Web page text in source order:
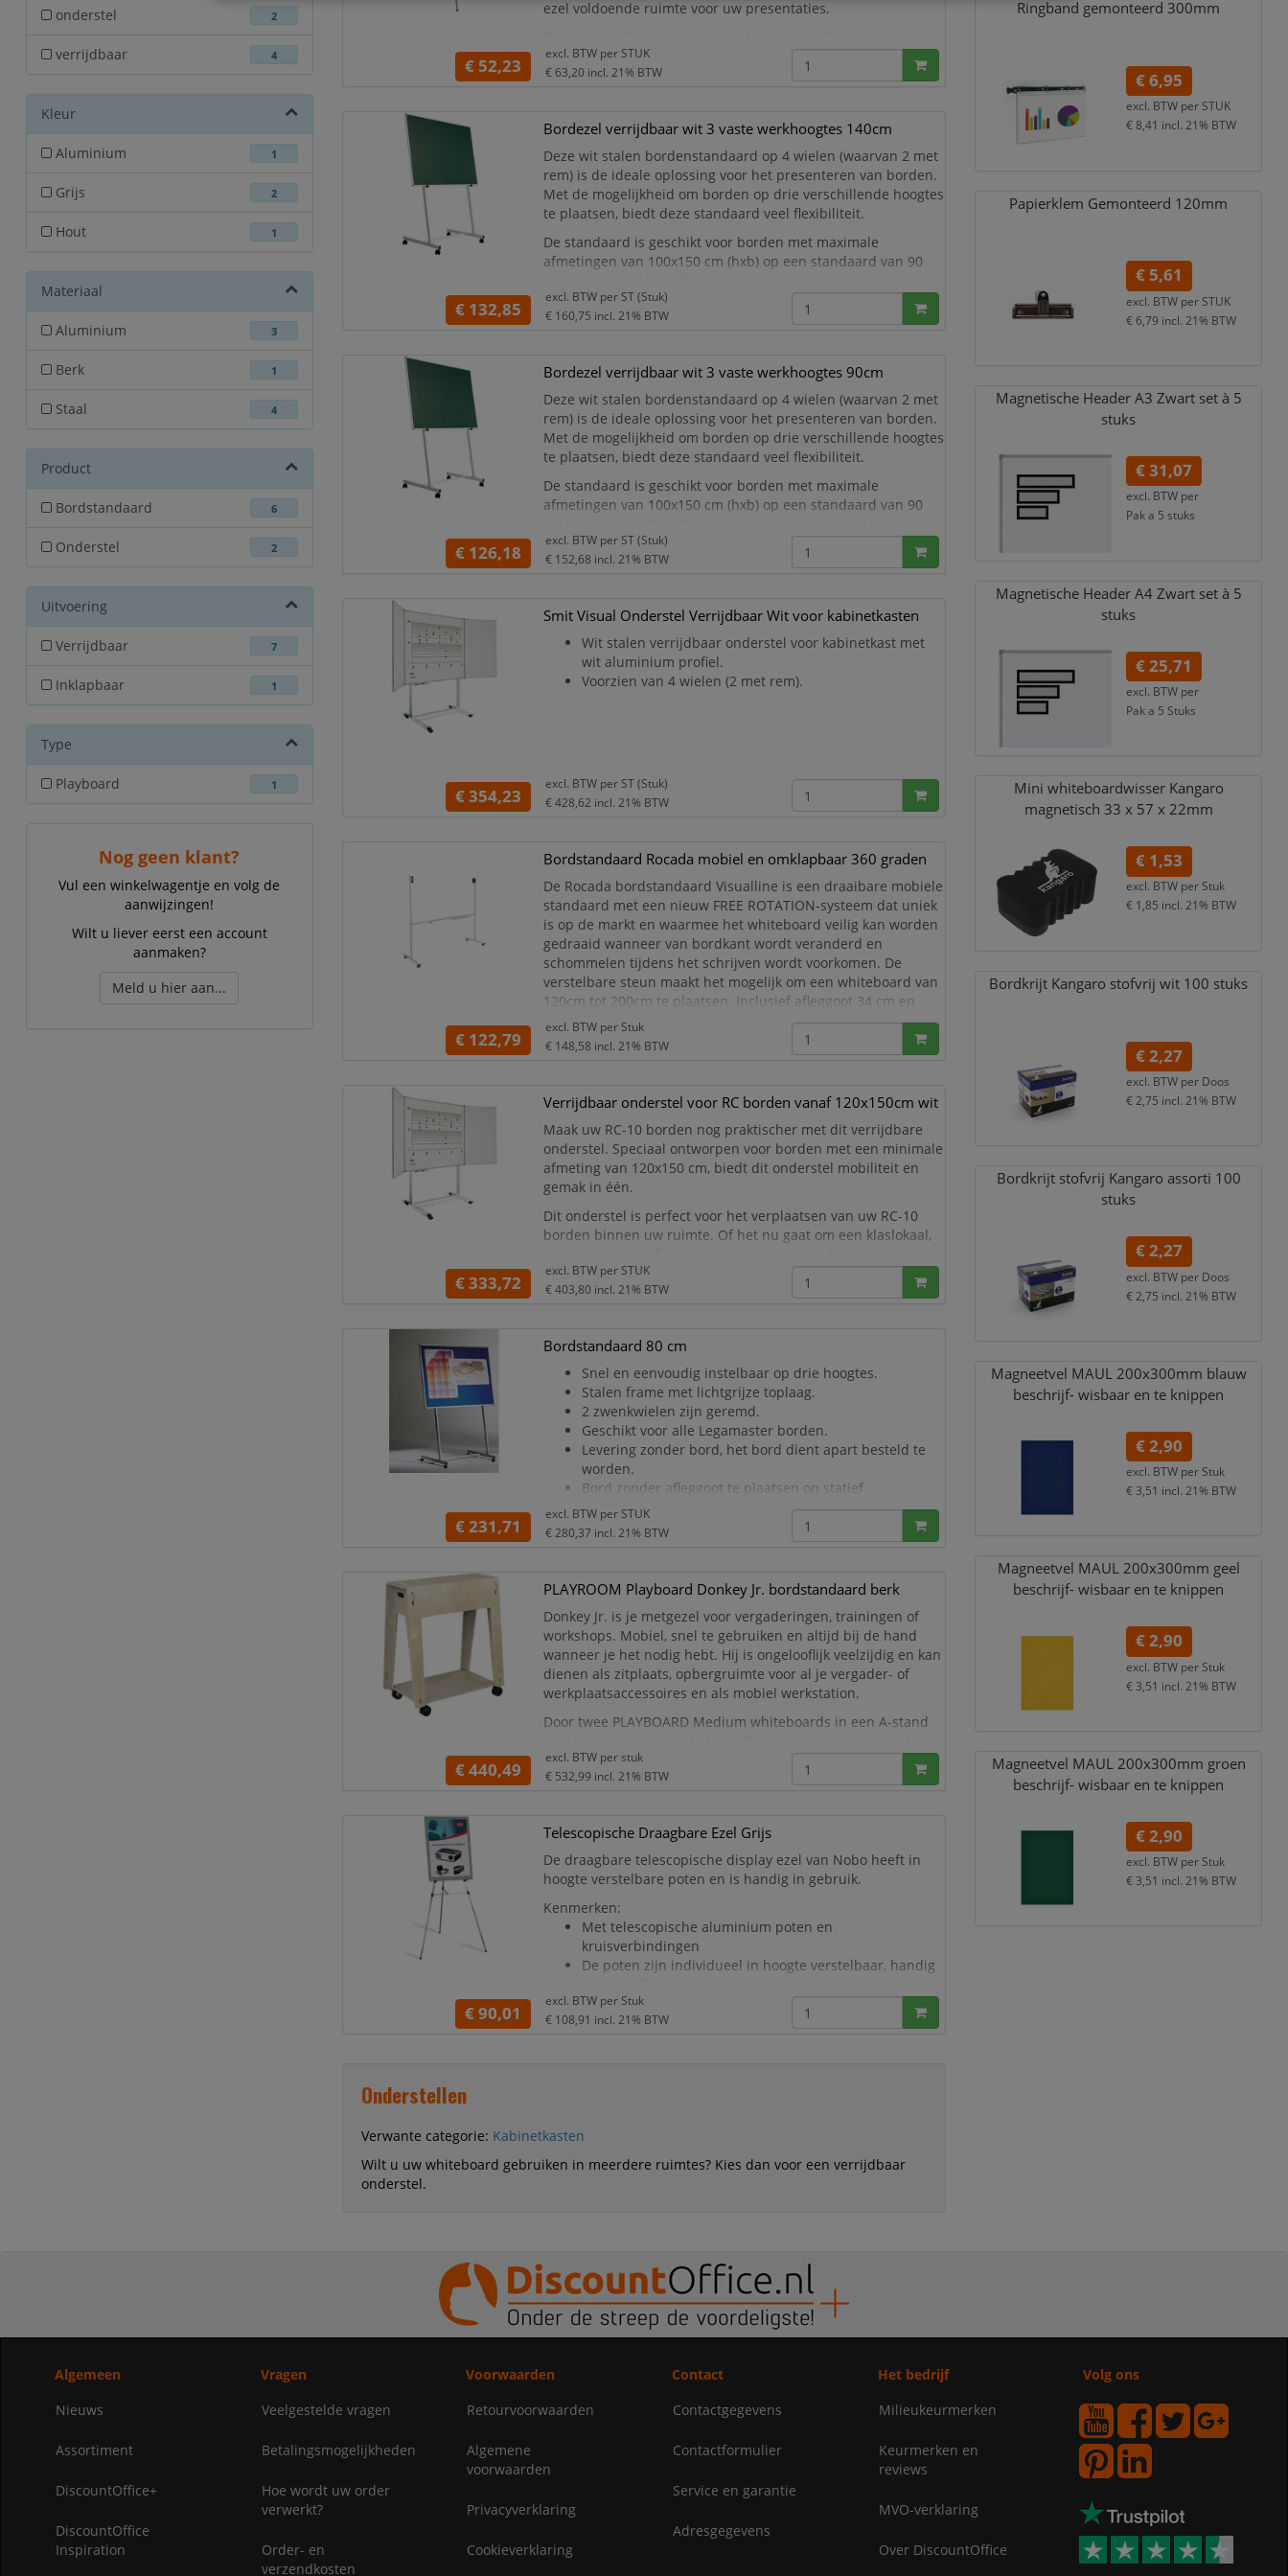
onderstel 2
verrijdbaar 4
Kleur
Aluminium 1
Grijs 2
Hout 1
Materiaal
Aluminium 3
Berk 1
Staal 4
Product
Bordstandaard 6
Onderstel 2
Uitvoering
Verrijdbaar 7
Inklapbaar 1
Type
Playboard 1
Nog geen klant?
Vul een winkelwagentje en volg de
aanwijzingen!
Wilt u liever eerst een account
aanmaken?
Meld u hier aan...
ezel voldoende ruimte voor uw presentaties.
waardoor hij perfect is voor verschillende situaties en loc
€ 52,23
excl. BTW per STUK
€ 63,20 incl. 21% BTW
Bordezel verrijdbaar wit 3 vaste werkhoogtes 140cm
Deze wit stalen bordenstandaard op 4 wielen (waarvan 2 met
rem) is de ideale oplossing voor het presenteren van borden.
Met de mogelijkheid om borden op drie verschillende hoogtes
te plaatsen, biedt deze standaard veel flexibiliteit.
De standaard is geschikt voor borden met maximale
afmetingen van 100x150 cm (hxb) op een standaard van 90
hoogte. Hiermee kunt u uw borden op een professi
€ 132,85
excl. BTW per ST (Stuk)
€ 160,75 incl. 21% BTW
Bordezel verrijdbaar wit 3 vaste werkhoogtes 90cm
Deze wit stalen bordenstandaard op 4 wielen (waarvan 2 met
rem) is de ideale oplossing voor het presenteren van borden.
Met de mogelijkheid om borden op drie verschillende hoogtes
te plaatsen, biedt deze standaard veel flexibiliteit.
De standaard is geschikt voor borden met maximale
afmetingen van 100x150 cm (hxb) op een standaard van 90
hoogte. Hiermee kunt u uw borden op een professi
€ 126,18
excl. BTW per ST (Stuk)
€ 152,68 incl. 21% BTW
Smit Visual Onderstel Verrijdbaar Wit voor kabinetkasten
Wit stalen verrijdbaar onderstel voor kabinetkast met
wit aluminium profiel.
Voorzien van 4 wielen (2 met rem).
€ 354,23
excl. BTW per ST (Stuk)
€ 428,62 incl. 21% BTW
Bordstandaard Rocada mobiel en omklapbaar 360 graden
De Rocada bordstandaard Visualline is een draaibare mobiele
standaard met een nieuw FREE ROTATION-systeem dat uniek
is op de markt en waarmee het whiteboard veilig kan worden
gedraaid wanneer van bordkant wordt veranderd en
schommelen tijdens het schrijven wordt voorkomen. De
verstelbare steun maakt het mogelijk om een whiteboard van
120cm tot 200cm te plaatsen. Inclusief afleggoot 34 cm en
wielen met remsysteem. Eenvoudig te monteren. Let op: bo
€ 122,79
excl. BTW per Stuk
€ 148,58 incl. 21% BTW
Verrijdbaar onderstel voor RC borden vanaf 120x150cm wit
Maak uw RC-10 borden nog praktischer met dit verrijdbare
onderstel. Speciaal ontworpen voor borden met een minimale
afmeting van 120x150 cm, biedt dit onderstel mobiliteit en
gemak in één.
Dit onderstel is perfect voor het verplaatsen van uw RC-10
borden binnen uw ruimte. Of het nu gaat om een klaslokaal,
zorgt voor flexibiliteit en veelzijdigheid.
Het onderstel is uitgevoerd in e
€ 333,72
excl. BTW per STUK
€ 403,80 incl. 21% BTW
Bordstandaard 80 cm
Snel en eenvoudig instelbaar op drie hoogtes.
Stalen frame met lichtgrijze toplaag.
2 zwenkwielen zijn geremd.
Geschikt voor alle Legamaster borden.
Levering zonder bord, het bord dient apart besteld te
worden.
Bord zonder afleggoot te plaatsen op statief.
Geschikt voor alle Legamaster borden met een breedte
van 90 tot 120 cm
€ 231,71
excl. BTW per STUK
€ 280,37 incl. 21% BTW
PLAYROOM Playboard Donkey Jr. bordstandaard berk
Donkey Jr. is je metgezel voor vergaderingen, trainingen of
workshops. Mobiel, snel te gebruiken en altijd bij de hand
wanneer je het nodig hebt. Hij is ongelooflijk veelzijdig en kan
dienen als zitplaats, opbergruimte voor al je vergader- of
werkplaatsaccessoires en als mobiel werkstation.
Door twee PLAYBOARD Medium whiteboards in een A-stand
je een hoogwaardige, superfunctionele en
€ 440,49
excl. BTW perstuk
€ 532,99 incl. 21% BTW
Telescopische Draagbare Ezel Grijs
De draagbare telescopische display ezel van Nobo heeft in
hoogte verstelbare poten en is handig in gebruik.
Kenmerken:
Met telescopische aluminium poten en
kruisverbindingen
De poten zijn individueel in hoogte verstelbaar, handig
De ezel kan tot 12 kg dragen
Wordt geleverd met draagtas
€ 90,01
excl. BTW per Stuk
€ 108,91 incl. 21% BTW
Onderstellen
Verwante categorie: Kabinetkasten
Wilt u uw whiteboard gebruiken in meerdere ruimtes? Kies dan voor een verrijdbaar
onderstel.
Ringband gemonteerd 300mm
€ 6,95
excl. BTW per STUK
€ 8,41 incl. 21% BTW
Papierklem Gemonteerd 120mm
€ 5,61
excl. BTW per STUK
€ 6,79 incl. 21% BTW
Magnetische Header A3 Zwart set à 5
stuks
€ 31,07
excl. BTW per
Pak a 5 stuks
Magnetische Header A4 Zwart set à 5
stuks
€ 25,71
excl. BTW per
Pak a 5 Stuks
Mini whiteboardwisser Kangaro
magnetisch 33 x 57 x 22mm
€ 1,53
excl. BTW per Stuk
€ 1,85 incl. 21% BTW
Bordkrijt Kangaro stofvrij wit 100 stuks
€ 2,27
excl. BTW per Doos
€ 2,75 incl. 21% BTW
Bordkrijt stofvrij Kangaro assorti 100
stuks
€ 2,27
excl. BTW per Doos
€ 2,75 incl. 21% BTW
Magneetvel MAUL 200x300mm blauw
beschrijf- wisbaar en te knippen
€ 2,90
excl. BTW per Stuk
€ 3,51 incl. 21% BTW
Magneetvel MAUL 200x300mm geel
beschrijf- wisbaar en te knippen
€ 2,90
excl. BTW per Stuk
€ 3,51 incl. 21% BTW
Magneetvel MAUL 200x300mm groen
beschrijf- wisbaar en te knippen
€ 2,90
excl. BTW per Stuk
€ 3,51 incl. 21% BTW
Algemeen
Nieuws
Assortiment
DiscountOffice+
DiscountOffice
Inspiration
Vragen
Veelgestelde vragen
Betalingsmogelijkheden
Hoe wordt uw order
verwerkt?
Order- en
verzendkosten
Voorwaarden
Retourvoorwaarden
Algemene
voorwaarden
Privacyverklaring
Cookieverklaring
Contact
Contactgegevens
Contactformulier
Service en garantie
Adresgegevens
Het bedrijf
Milieukeurmerken
Keurmerken en
reviews
MVO-verklaring
Over DiscountOffice
Volg ons